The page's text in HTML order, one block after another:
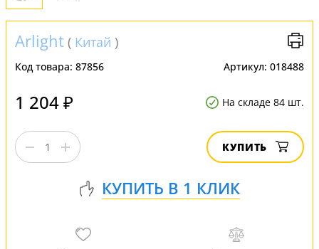
Arlight ( Китай )
Код товара: 87856 Артикул: 018488
1 204 ₽ На складе 84 шт.
КУПИТЬ